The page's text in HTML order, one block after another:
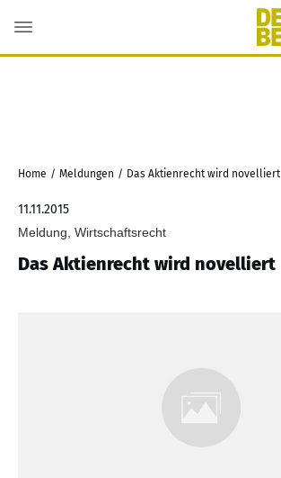
Home / Meldungen / Das Aktienrecht wird novelliert
11.11.2015
Meldung, Wirtschaftsrecht
Das Aktienrecht wird novelliert